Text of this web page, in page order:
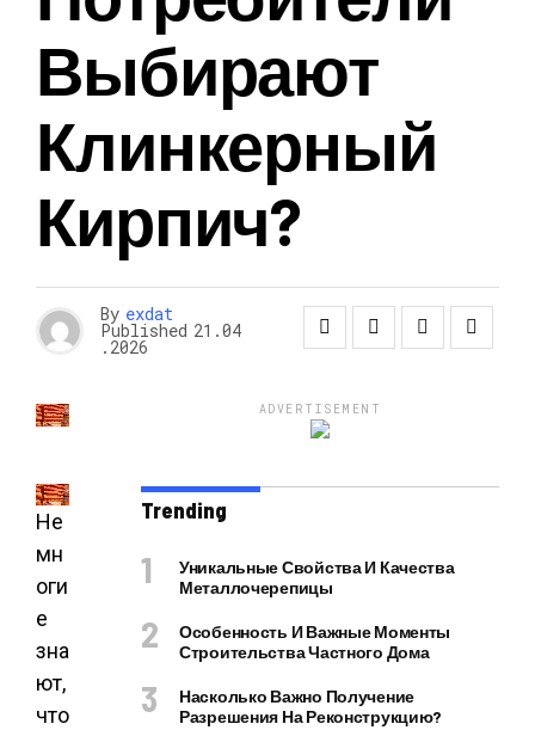
Выбирают
Клинкерный
Кирпич?
By exdat
Published 21.04
.2026
Не
мн
оги
е
зна
ют,
что
ADVERTISEMENT
Trending
Уникальные Свойства И Качества
Металлочерепицы
Особенность И Важные Моменты
Строительства Частного Дома
Насколько Важно Получение
Разрешения На Реконструкцию?